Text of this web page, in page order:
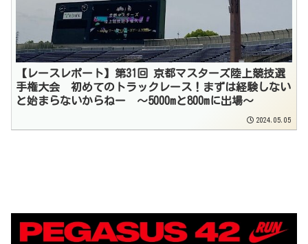
【レースレポート】第31回 京都マスターズ陸上競技選
手権大会 初めてのトラックレース！まずは経験しない
と始まらないからねー 〜5000mと800mに出場〜
2024.05.05